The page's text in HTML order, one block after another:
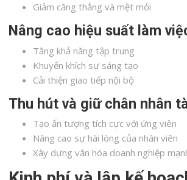
Giảm căng thẳng và mệt mỏi
Nâng cao hiệu suất làm
Tăng khả năng tập trung
Khuyến khích sự sáng tạo
Cải thiện giao tiếp nội bộ
Thu hút và giữ chân nhân
Tạo ấn tượng tích cực với ứng viên
Nâng cao sự hài lòng của nhân viên
Xây dựng văn hóa doanh nghiệp